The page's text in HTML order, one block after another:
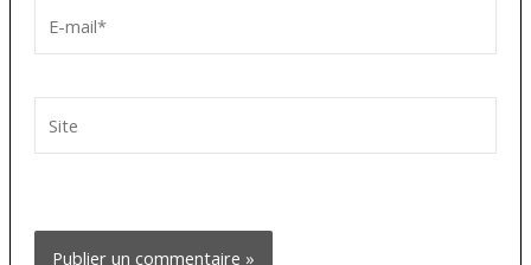
mail*